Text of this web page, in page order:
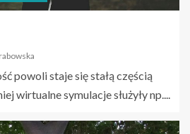
powoli staje się stałą częścią
wirtualne symulacje służyły np....